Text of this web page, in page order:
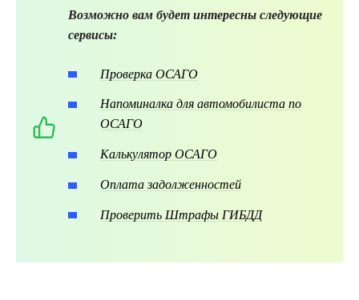
Возможно вам будет интересны следующие
сервисы:
Проверка ОСАГО
Напоминалка для автомобилиста по
ОСАГО
Калькулятор ОСАГО
Оплата задолженностей
Проверить Штрафы ГИБДД